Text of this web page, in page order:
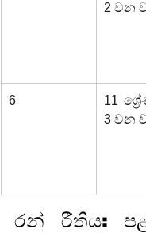
2 වන
6
11
3 වන
රන් රීතිය: